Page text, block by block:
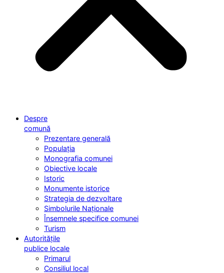
Despre
comună
Prezentare generală
Populația
Monografia comunei
Obiective locale
Istoric
Monumente istorice
Strategia de dezvoltare
Simbolurile Naționale
Însemnele specifice comunei
Turism
Autoritățile
publice locale
Primarul
Consiliul local